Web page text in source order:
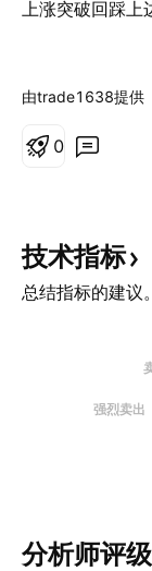
上涨突破回踩上
由trade1638提供
0
技术指标
总结指标的建议。
强烈卖出
分析师评级